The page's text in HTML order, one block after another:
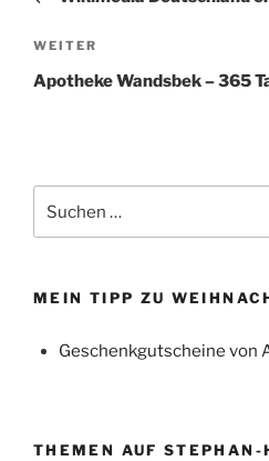
Nächster
Beitrag
WEITER
Apotheke Wandsbek – 365
nach:
MEIN TIPP ZU
Geschenkgutscheine von
THEMEN AUF STEPHAN-